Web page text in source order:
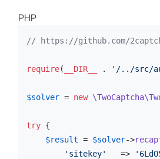
PHP
// https://github.com/
require( __DIR__ . '/../src/
$solver = new
try {
$result = $solver->
'sitekey'
   =>